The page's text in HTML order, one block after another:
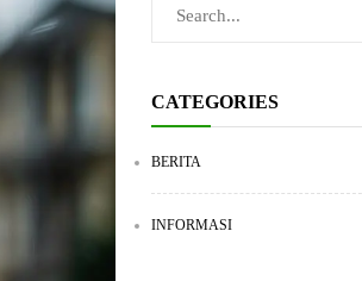
CATEGORIES
BERITA
INFORMASI